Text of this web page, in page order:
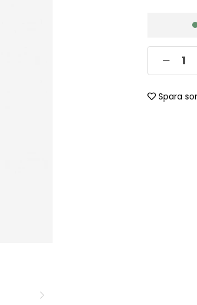
Spara